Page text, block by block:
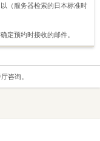
（服务器检索的日本标准时
定预约时接收的邮件。
咨询。